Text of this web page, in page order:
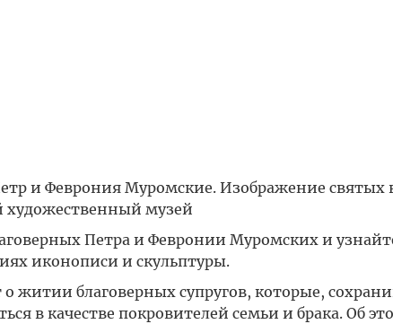
и Феврония Муромские. Изображение святых
художественный музей
Петра и Февронии Муромских и
иконописи и скульптуры.
житии благоверных супругов, которые,
в качестве покровителей семьи и брака. Об